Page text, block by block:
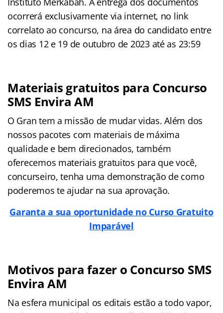
ocorrerá exclusivamente via internet, no link
correlato ao concurso, na área do candidato entre
os dias 12 e 19 de outubro de 2023 até as 23:59
Materiais gratuitos para Concurso
SMS Envira AM
O Gran tem a missão de mudar vidas. Além dos
nossos pacotes com materiais de máxima
qualidade e bem direcionados, também
oferecemos materiais gratuitos para que você,
concurseiro, tenha uma demonstração de como
poderemos te ajudar na sua aprovação.
Garanta a sua oportunidade no Curso Gratuito
Imparável
Motivos para fazer o Concurso SMS
Envira AM
Na esfera municipal os editais estão a todo vapor,